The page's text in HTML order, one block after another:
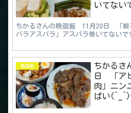
いてない
ちかるさんの晩御飯 11月20日 「親
バラアスパラ」アスパラ巻いてない
晩御飯
ちかるさ
日 「ア
肉」ニン
ぱい